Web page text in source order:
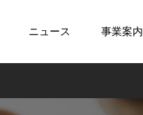
ニュース 事業案内